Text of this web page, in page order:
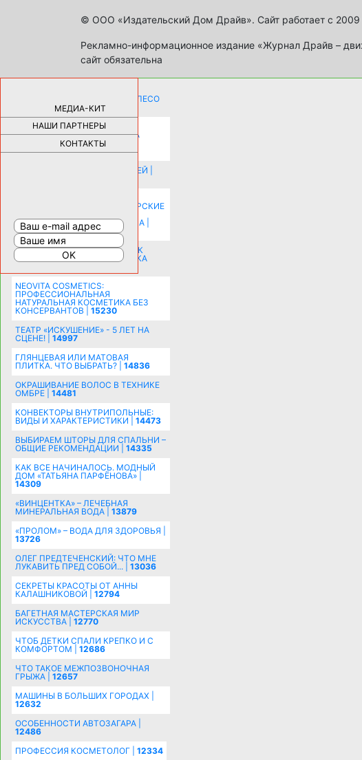
© ООО «Издательский Дом Драйв». Сайт работает с 2009
Рекламно-информационное издание «Журнал Драйв –
сайт обязательна
МЕДИА-КИТ
НАШИ ПАРТНЕРЫ
КОНТАКТЫ
КАК ДЕВУШКЕ ПОМЕНЯТЬ КОЛЕСО
НА АВТОМОБИЛЕ |69179
НОВЫЕ РАЗРАБОТКИ ДЛЯ
ОЗДОРОВЛЕНИЯ ОРГАНИЗМА
ПЛАТФОРМА ШУМАННА 3Д И
КАПСУЛА ЗДОРОВЬЯ |28291
ИСТОРИЯ НАКЛАДНЫХ НОГТЕЙ |
КОМНАТУ: ХИТРЫЕ ДИЗАЙНЕРСКИЕ
РАСШИРЕНИЯ ПРОСТРАНСТВА |
16198
СОБИРАЕМСЯ НА ПРАЗДНИК К
МОЛОДОЖЕНАМ: ПОДГОТОВКА
NEOVITA COSMETICS:
ПРОФЕССИОНАЛЬНАЯ
НАТУРАЛЬНАЯ КОСМЕТИКА БЕЗ
КОНСЕРВАНТОВ | 15230
ТЕАТР «ИСКУШЕНИЕ» - 5 ЛЕТ НА
СЦЕНЕ! | 14997
ГЛЯНЦЕВАЯ ИЛИ МАТОВАЯ
ПЛИТКА. ЧТО ВЫБРАТЬ? | 14836
ОКРАШИВАНИЕ ВОЛОС В ТЕХНИКЕ
ОМБРЕ | 14481
КОНВЕКТОРЫ ВНУТРИПОЛЬНЫЕ:
ВИДЫ И ХАРАКТЕРИСТИКИ | 14473
ВЫБИРАЕМ ШТОРЫ ДЛЯ СПАЛЬНИ –
ОБЩИЕ РЕКОМЕНДАЦИИ | 14335
КАК ВСЕ НАЧИНАЛОСЬ. МОДНЫЙ
ДОМ «ТАТЬЯНА ПАРФЁНОВА» |
14309
«ВИНЦЕНТКА» – ЛЕЧЕБНАЯ
МИНЕРАЛЬНАЯ ВОДА | 13879
«ПРОЛОМ» – ВОДА ДЛЯ ЗДОРОВЬЯ |
13726
ОЛЕГ ПРЕДТЕЧЕНСКИЙ: ЧТО МНЕ
ЛУКАВИТЬ ПРЕД СОБОЙ... | 13036
СЕКРЕТЫ КРАСОТЫ ОТ АННЫ
КАЛАШНИКОВОЙ | 12794
БАГЕТНАЯ МАСТЕРСКАЯ МИР
ИСКУССТВА | 12770
ЧТОБ ДЕТКИ СПАЛИ КРЕПКО И С
КОМФОРТОМ | 12686
ЧТО ТАКОЕ МЕЖПОЗВОНОЧНАЯ
ГРЫЖА | 12657
МАШИНЫ В БОЛЬШИХ ГОРОДАХ |
12632
ОСОБЕННОСТИ АВТОЗАГАРА |
12486
ПРОФЕССИЯ КОСМЕТОЛОГ | 12334